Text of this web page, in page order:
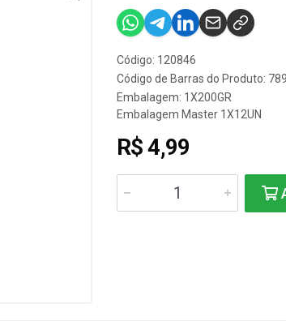
Código: 120846
Código de Barras do Produto:
Embalagem: 1X200GR
Embalagem Master 1X12UN
R$ 4,99